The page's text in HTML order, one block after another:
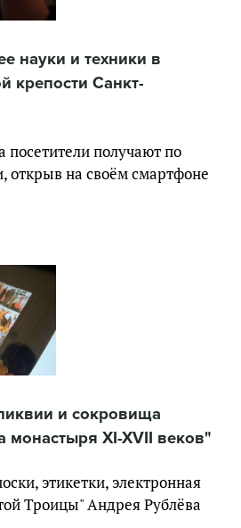
науки и техники в
крепости Санкт-
посетители получают по
открыв на своём смартфоне
и сокровища
монастыря XI-XVII веков"
этикетки, электронная
Троицы" Андрея Рублёва